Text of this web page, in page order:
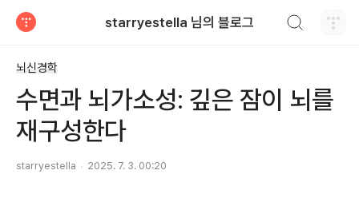
starryestella 님의 블로그
뇌신경학
수면과 뇌가소성: 깊은 잠이 뇌를
재구성한다
starryestella 2025. 7. 3. 00:20